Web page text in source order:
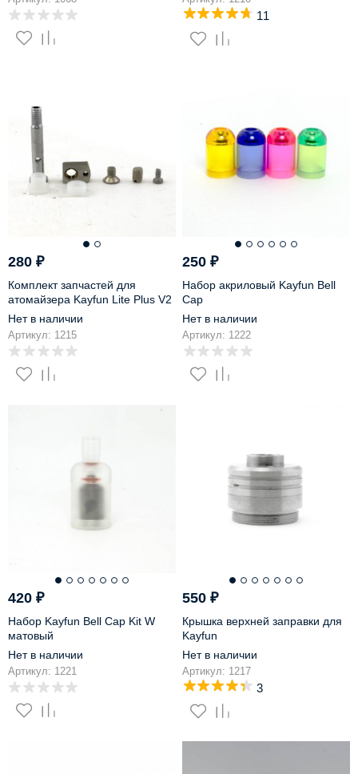
11
280 ₽
Комплект запчастей для
атомайзера Kayfun Lite Plus V2
Нет в наличии
Артикул: 1215
250₽
Набор акриловый Kayfun Bell
Cap
Нет в наличии
Артикул: 1222
420 ₽
Набор Kayfun Bell Cap Kit W
матовый
Нет в наличии
Артикул: 1221
550₽
Крышка верхней заправки для
Kayfun
Нет в наличии
Артикул: 1217
3